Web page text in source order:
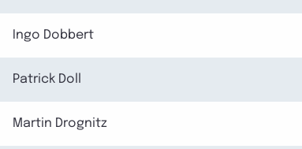
Ingo Dobbert
Patrick Doll
Martin Drognitz